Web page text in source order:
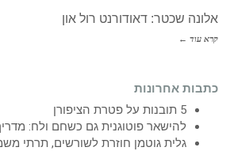
אלונה שכטר: דאודורנט רול און
קרא עוד ←
כתבות אחרונות
5 תובנות על פטרת הציפורן
להישאר פוטוגנית גם כשחם ולח:
גלית גוטמן חוזרת לשורשים, תרתי